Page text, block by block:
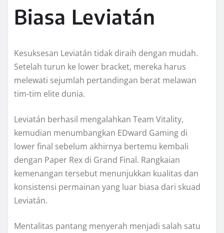
Biasa Leviatán
Kesuksesan Leviatán tidak diraih dengan mudah.
Setelah turun ke lower bracket, mereka harus
melewati sejumlah pertandingan berat melawan
tim-tim elite dunia.
Leviatán berhasil mengalahkan Team Vitality,
kemudian menumbangkan EDward Gaming di
lower final sebelum akhirnya bertemu kembali
dengan Paper Rex di Grand Final. Rangkaian
kemenangan tersebut menunjukkan kualitas dan
konsistensi permainan yang luar biasa dari skuad
Leviatán.
Mentalitas pantang menyerah menjadi salah satu